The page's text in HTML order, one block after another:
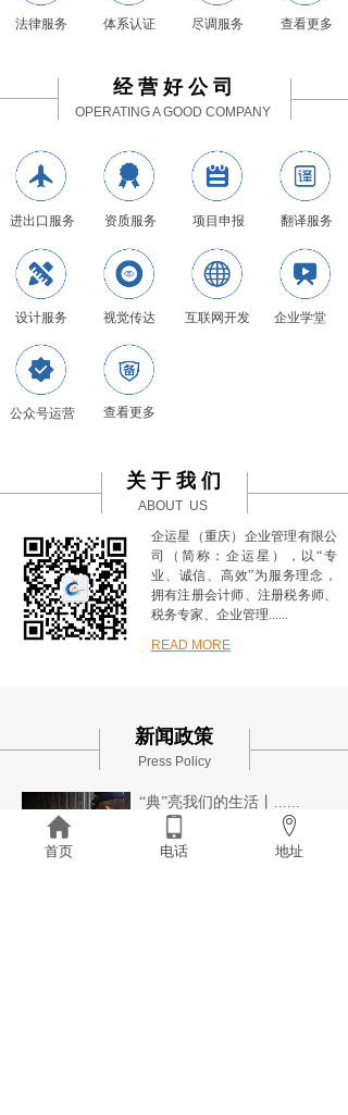
查看更多
尽调服务
法律服务 体系认证
项目申报
设计服务
进出口服务
公众号运营
视觉传达 企业学堂
资质服务
互联网开发
查看更多
经 营 好 公 司
OPERATING A GOOD COMPANY
翻译服务
关 于 我 们
ABOUT US
企运星（重庆）企业管理有限公
司（简称：企运星），以“专
业、诚信、高效”为服务理念，
拥有注册会计师、注册税务师、
税务专家、企业管理......
READ MORE
“典”亮我们的生活丨......
“典”亮我们的生活丨宠物须严管
致害该担责来源： “全国人大
新闻政策
Press Policy
首页 电话 地址